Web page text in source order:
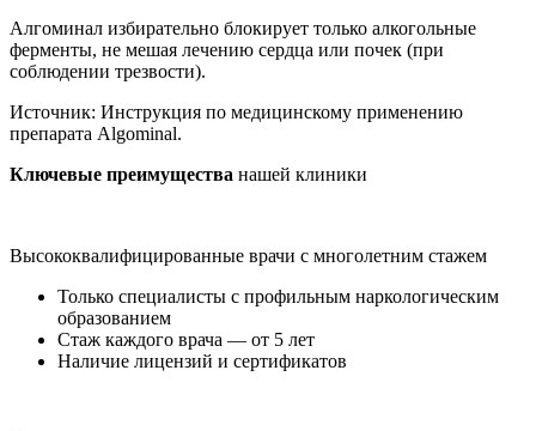
Алгоминал избирательно блокирует только алкогольные
ферменты, не мешая лечению сердца или почек (при
соблюдении трезвости).
Источник: Инструкция по медицинскому применению
препарата Algominal.
Ключевые преимущества нашей клиники
Высококвалифицированные врачи с многолетним стажем
Только специалисты с профильным наркологическим
образованием
Стаж каждого врача — от 5 лет
Наличие лицензий и сертификатов